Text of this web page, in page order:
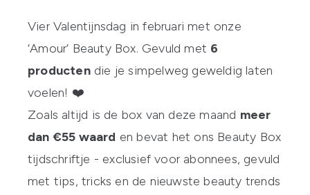
Vier Valentijnsdag in februari met onze
‘Amour’ Beauty Box. Gevuld met 6
productendie je simpelweg geweldig laten
voelen! ❤️️
Zoals altijd is de box van deze maand meer
dan €55 waard en bevat het ons Beauty Box
tijdschriftje - exclusief voor abonnees, gevuld
met tips, tricks en de nieuwste beauty trends